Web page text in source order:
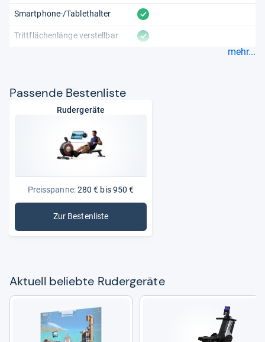
Smartphone-/Tablethalter vorhanden
Trittflächenlänge verstellbar vorhanden
mehr...
Pas­sende Bes­ten­liste
Rudergeräte
Preisspanne:280 € bis 950 €
Zur Bestenliste
: Rudergeräte
Aktu­ell beliebte Ruder­ge­räte